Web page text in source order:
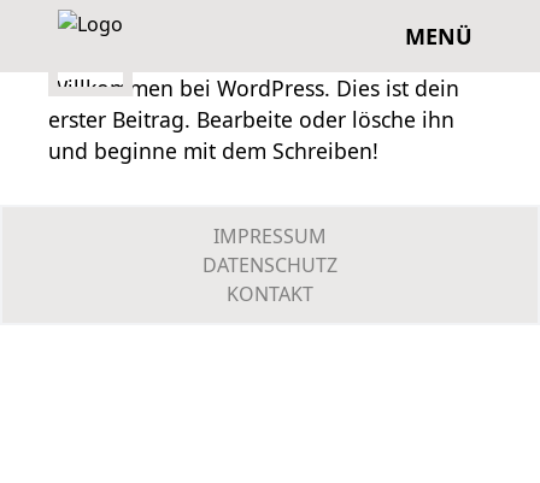
MENÜ
Willkommen bei WordPress. Dies ist dein
erster Beitrag. Bearbeite oder lösche ihn
und beginne mit dem Schreiben!
IMPRESSUM
DATENSCHUTZ
KONTAKT